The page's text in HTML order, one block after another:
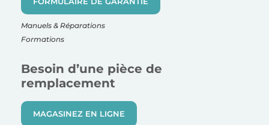
Manuels & Réparations
Formations
Besoin d’une pièce de
remplacement
MAGASINEZ EN LIGNE